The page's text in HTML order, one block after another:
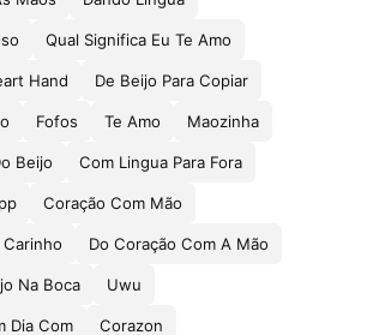
Qual Significa Eu Te Amo
Hand De Beijo Para Copiar
Fofos Te Amo Maozinha
Beijo Com Lingua Para Fora
Coração Com Mão
Do Coração Com A Mão
Na Boca Uwu
Dia Com Corazon